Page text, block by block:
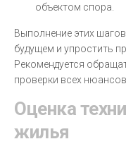
объектом спора.
Выполнение этих
будущем и упростить
Рекомендуется
проверки всех
Оценка
жилья